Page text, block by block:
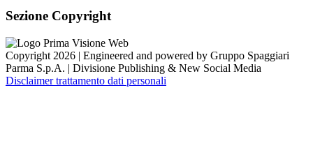
Sezione Copyright
Copyright 2026 | Engineered and powered by Gruppo Spaggiari
Parma S.p.A. | Divisione Publishing & New Social Media
Disclaimer trattamento dati personali